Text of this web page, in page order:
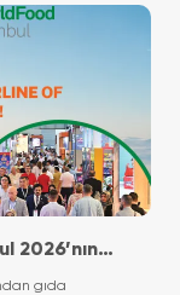
2026’nın
gıda